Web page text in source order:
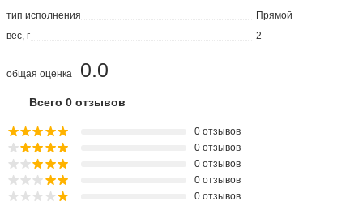
тип исполнения
Прямой
вес, г
2
0.0
общая оценка
Всего 0 отзывов
0 отзывов
0 отзывов
0 отзывов
0 отзывов
0 отзывов